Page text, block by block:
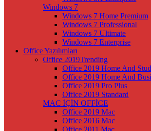
Windows 7
Windows 7 Home Premium
Windows 7 Professional
Windows 7 Ultimate
Windows 7 Enterprise
Office Yazılımları
Office 2019Trending
Office 2019 Home And
Office 2019 Home And
Office 2019 Pro Plus
Office 2019 Standard
MAC İÇİN OFFİCE
Office 2019 Mac
Office 2016 Mac
Office 2011 Mac